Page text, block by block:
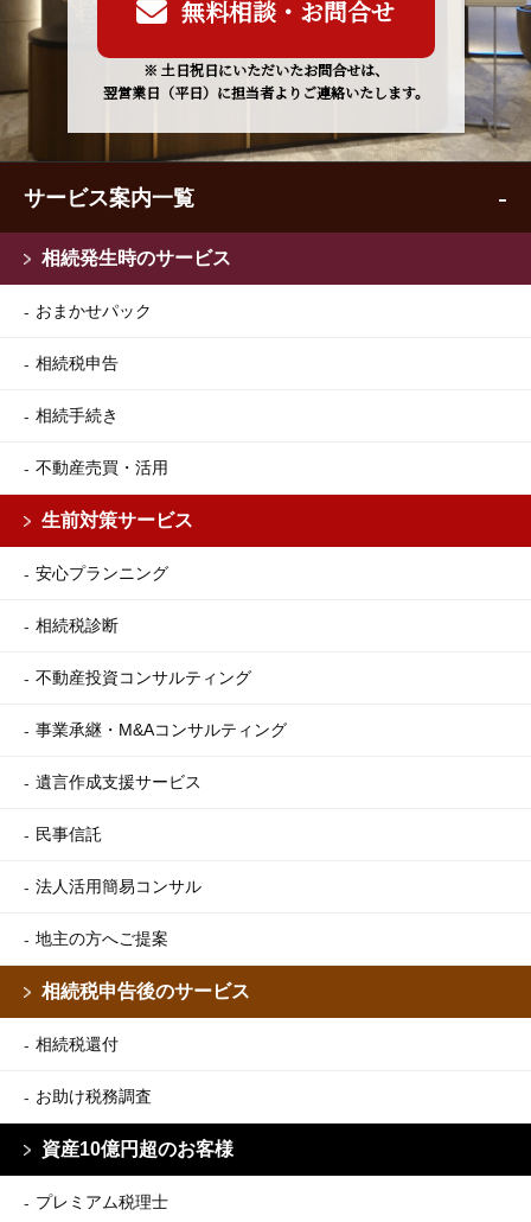
無料相談・お問合せ
※ 土日祝日にいただいたお問合せは、
翌営業日（平日）に担当者よりご連絡いたします。
サービス案内一覧
相続発生時のサービス
おまかせパック
相続税申告
相続手続き
不動産売買・活用
生前対策サービス
安心プランニング
相続税診断
不動産投資コンサルティング
事業承継・M&Aコンサルティング
遺言作成支援サービス
民事信託
法人活用簡易コンサル
地主の方へご提案
相続税申告後のサービス
相続税還付
お助け税務調査
資産10億円超のお客様
プレミアム税理士